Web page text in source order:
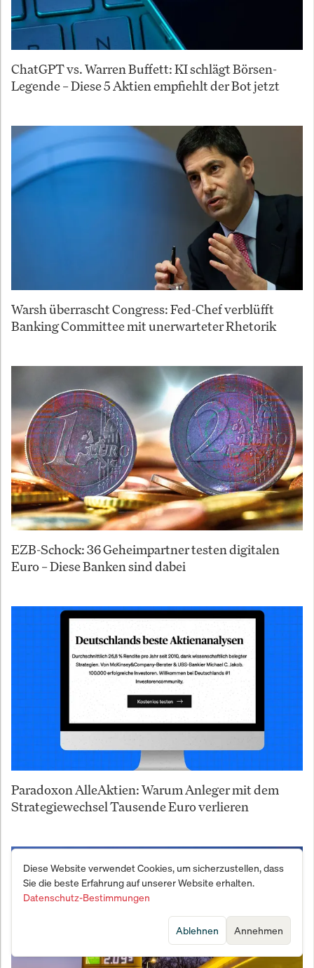
ChatGPT vs. Warren Buffett: KI schlägt Börsen-
Legende – Diese 5 Aktien empfiehlt der Bot jetzt
Warsh überrascht Congress: Fed-Chef verblüfft
Banking Committee mit unerwarteter Rhetorik
EZB-Schock: 36 Geheimpartner testen digitalen
Euro – Diese Banken sind dabei
Paradoxon AlleAktien: Warum Anleger mit dem
Strategiewechsel Tausende Euro verlieren
Diese Website verwendet Cookies, um sicherzustellen, dass
Sie die beste Erfahrung auf unserer Website erhalten.
Datenschutz-Bestimmungen
Annehmen
Ablehnen